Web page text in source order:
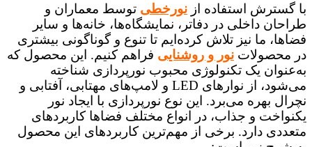
با گسترش استفاده از نورخطی توسط معماران و
طراحان داخلی در دفاتر، نمایشگاه‌ها، خانه‌ها و سایر
فضاها، ما نیز تلاش کرده‌ایم تا تنوع و گوناگونی بیشتری
در محصولات نور و روشنایی فراهم کنیم. این محصول که
به‌عنوان یک تکنولوژی محبوب نورپردازی شناخته
می‌شود، از نوارهای LED و لامپ‌های مهتابی، آفتابی و
نچرال بهره می‌برد. این نوع نورپردازی با ایجاد نور
یکنواخت و جذاب، در انواع مختلف فضاها کاربردهای
متعددی دارد. برخی از مهم‌ترین کاربردهای این محصول